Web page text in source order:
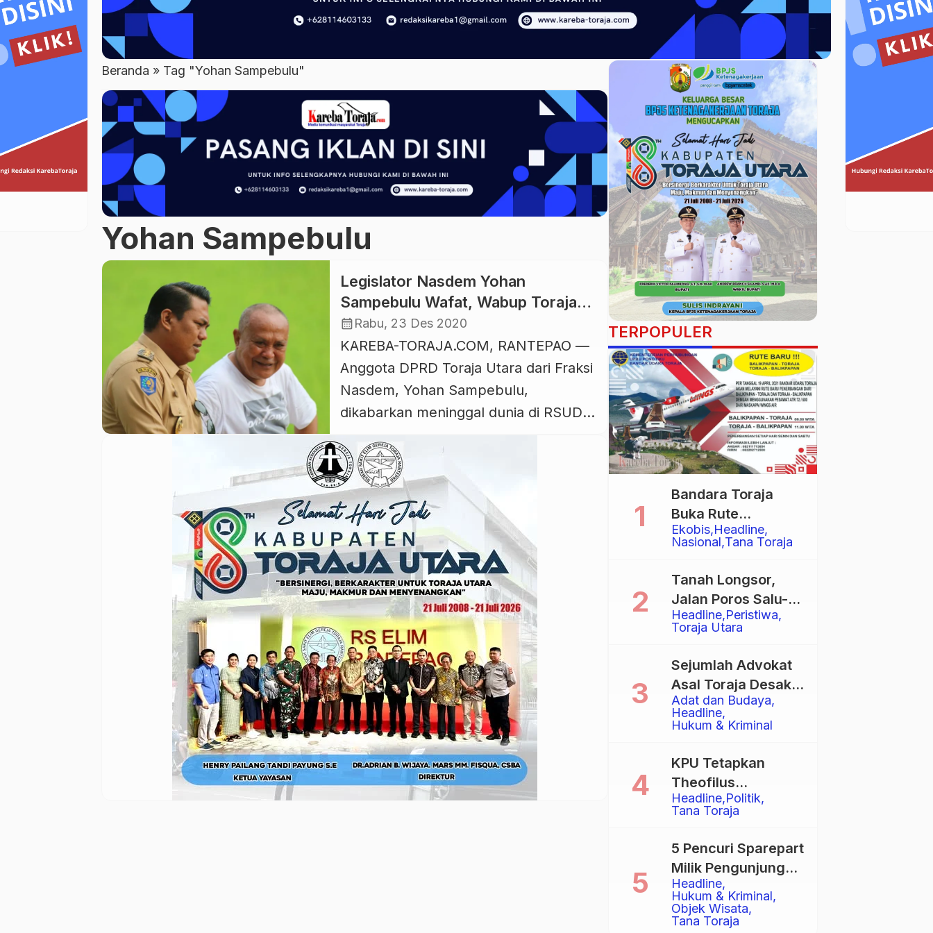
Beranda » Tag "Yohan Sampebulu"
Yohan Sampebulu
Legislator Nasdem Yohan
Sampebulu Wafat, Wabup Toraja
Utara Ungkapkan Dukacita
calendar_monthRabu, 23 Des 2020
KAREBA-TORAJA.COM, RANTEPAO —
Anggota DPRD Toraja Utara dari Fraksi
Nasdem, Yohan Sampebulu,
dikabarkan meninggal dunia di RSUD
Desember 2020 siang. Almarhum
Yohan Sampebulu sempat dirawat
selama sekitar dua pekan di RSUD
Lakipadada. Wakil Bupati Toraja Utara,
yang juga Ketua Partai Nasdem Toraja
Utara, Yosia Rinto Kadang,
membenarkan kabar duka salah […]
TERPOPULER
Ekobis Headline
Nasional Tana Toraja
Bandara Toraja
Buka Rute
Penerbangan
Langsung Toraja-
Balikpapan
Headline Peristiwa
Toraja Utara
Tanah Longsor,
Jalan Poros Salu-
Dende’ Tertutup
Total
Adat dan Budaya
Headline
Hukum & Kriminal
Sejumlah Advokat
Asal Toraja Desak
Mahkamah Agung
Larang Penggunaan
Eksekusi Rumah
Adat Tongkonan
Headline Politik
Tana Toraja
KPU Tetapkan
Theofilus
Allorerung dan
Zadrak Tombe
sebagai Bupati dan
Wakil Bupati Tana
Toraja Terpilih
Headline
Hukum & Kriminal
Objek Wisata
Tana Toraja
5 Pencuri Sparepart
Milik Pengunjung
Objek Wisata
Pango-Pango
Ditangkap Polisi